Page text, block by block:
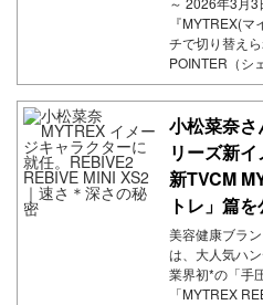
『MYTREX(
チで切り替え
POINTER（シ
小松菜奈
リーズ新
新TVCM
トレ」篇
美容健康ブラ
は、大人気ハ
業界初*の「手
「MYTREX